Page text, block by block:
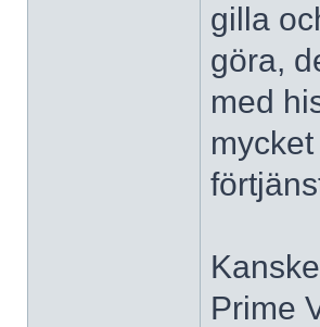
gilla
göra,
med
Prime